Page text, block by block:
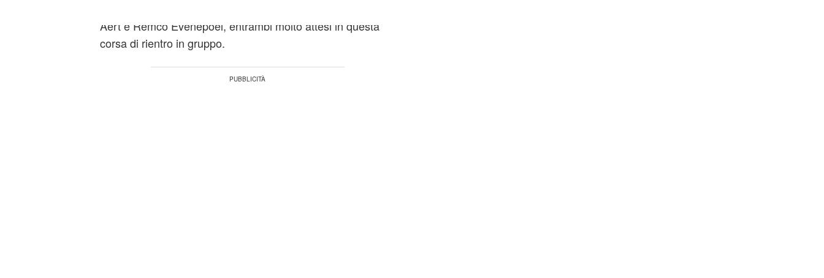
Aert e Remco Evenepoel, entrambi molto attesi in questa
corsa di rientro in gruppo.